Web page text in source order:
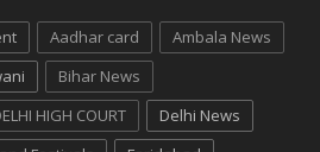
Aadhar card
Ambala News
Bihar News
HIGH COURT
Delhi News